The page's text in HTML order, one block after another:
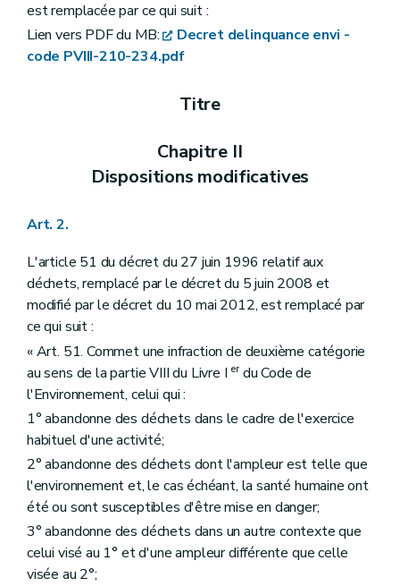
est remplacée par ce qui suit :
Lien vers PDF du MB:
Decret delinquance envi -
code PVIII-210-234.pdf
Titre
Chapitre II
Dispositions modificatives
Art. 2.
L'article 51 du décret du 27 juin 1996 relatif aux
déchets, remplacé par le décret du 5 juin 2008 et
modifié par le décret du 10 mai 2012, est remplacé par
ce qui suit :
« Art. 51. Commet une infraction de deuxième catégorie
au sens de la partie VIII du Livre I erdu Code de
l'Environnement, celui qui :
1° abandonne des déchets dans le cadre de l'exercice
habituel d'une activité;
2° abandonne des déchets dont l'ampleur est telle que
l'environnement et, le cas échéant, la santé humaine ont
été ou sont susceptibles d'être mise en danger;
3° abandonne des déchets dans un autre contexte que
celui visé au 1° et d'une ampleur différente que celle
visée au 2°;